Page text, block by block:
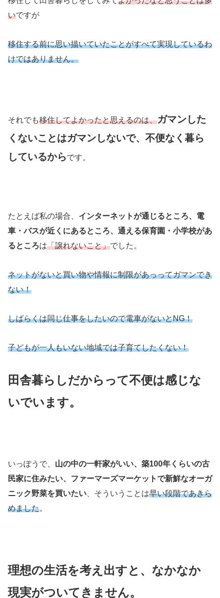
いですが
移住する前に思い描いていたことがすべて実現しているわ
けではありません。
それでも移住してよかったと思えるのは、ガマン した
くないことはガマンしないで、不便なく暮ら
しているからです。
たとえば私の場合、 インターネットが通じるところ、電
車・バスが近くにあるところ、通える保育園・小学校があ
るところは「譲れないこと」でした。
ネットがないと買い物や情報に制限があっってガマンでき
ない！
しばらくは同じ仕事をしたいので電車がないとNG！
子どもが一人もいない地域では子育てしたくない！
田舎暮らしだからって不便は感じな
いでいます。
いっぽうで、 山の中の一軒家がいい、築100年くらいの古
民家に住みたい、ファーマーズマーケットで新鮮なオーガ
ニック野菜を買いたい 、そういうことは早い段階であきら
めました。
理想の生活を考え出すと、なかなか
現実がついてきません。